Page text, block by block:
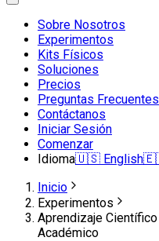
Sobre Nosotros
Experimentos
Kits Físicos
Soluciones
Precios
Preguntas Frecuentes
Contáctanos
Iniciar Sesión
Comenzar
Idioma🇺🇸 English
Inicio
Experimentos
Aprendizaje
Académico